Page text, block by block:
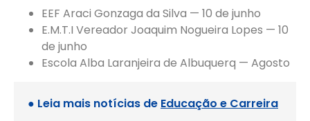
EEF Araci Gonzaga da Silva — 10 de junho
E.M.T.I Vereador Joaquim Nogueira Lopes — 10
de junho
Escola Alba Laranjeira de Albuquerq — Agosto
● Leia mais notícias de Educação e Carreira